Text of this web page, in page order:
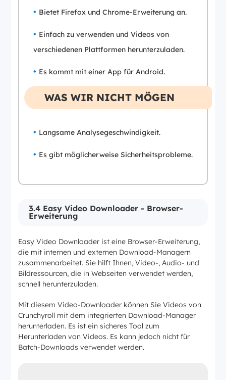
Bietet Firefox und Chrome-Erweiterung an.
Einfach zu verwenden und Videos von
verschiedenen Plattformen herunterzuladen.
Es kommt mit einer App für Android.
WAS WIR NICHT MÖGEN
Langsame Analysegeschwindigkeit.
Es gibt möglicherweise Sicherheitsprobleme.
3.4 Easy Video Downloader - Browser-
Erweiterung
Easy Video Downloader ist eine Browser-Erweiterung,
die mit internen und externen Download-Managern
zusammenarbeitet. Sie hilft Ihnen, Video-, Audio- und
Bildressourcen, die in Webseiten verwendet werden,
schnell herunterzuladen.
Mit diesem Video-Downloader können Sie Videos von
Crunchyroll mit dem integrierten Download-Manager
herunterladen. Es ist ein sicheres Tool zum
Herunterladen von Videos. Es kann jedoch nicht für
Batch-Downloads verwendet werden.